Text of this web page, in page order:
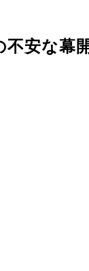
不安な幕